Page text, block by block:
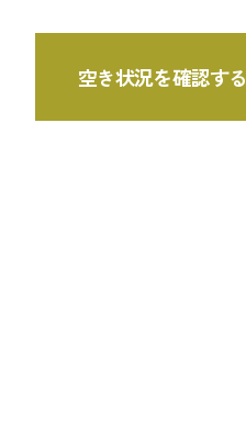
空き状況を確認する